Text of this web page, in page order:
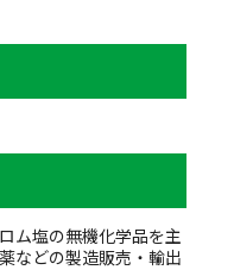
ム塩の無機化学品を主
などの製造販売・輸出